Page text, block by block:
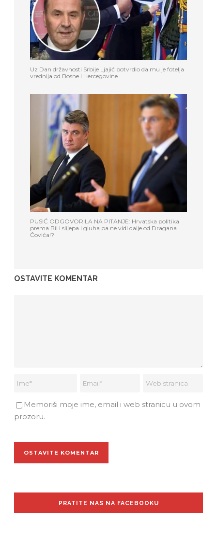
Uz Dan državnosti Srbije Ljajić potvrdio da mu je fotelja
vrednija od Bosne i Hercegovine
PUSIĆ ODGOVORILA NA PITANJE: Hrvatska politika
prema BiH slijepa i gluha pa ne vidi dalje od Dragana
Čovića!?
OSTAVITE KOMENTAR
Memoriši moje ime, email i web stranicu u ovom
prozoru.
PRATITE NAS NA FACEBOOKU